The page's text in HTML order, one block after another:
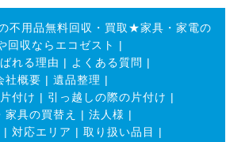
不用品無料回収・買取★家具・家電の
回収ならエコゼスト
|
れる理由 | よくある質問 |
社概要 | 遺品整理 |
付け | 引っ越しの際の片付け |
家具の買替え | 法人様 |
| 対応エリア | 取り扱い品目
|